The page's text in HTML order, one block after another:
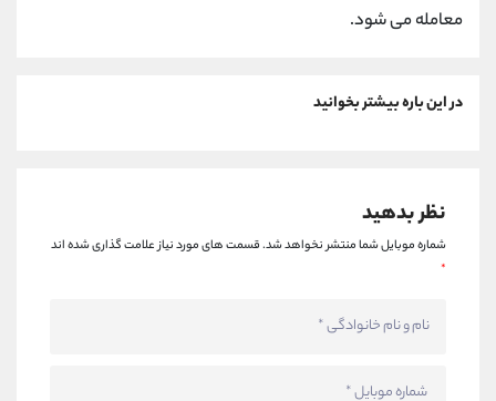
معامله می شود.
در این باره بیشتر بخوانید
نظر بدهید
شماره موبایل شما منتشر نخواهد شد.قسمت های مورد نیاز علامت گذاری شده اند
*